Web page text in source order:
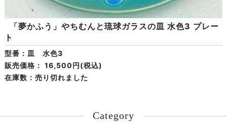
「夢かふう」やちむんと琉球ガラスの皿 水色3 プレー
ト
型番：皿 水色3
販売価格： 16,500円(税込)
在庫数：売り切れました
Category